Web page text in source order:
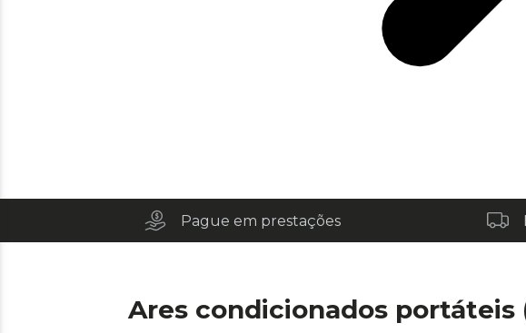
Pague em prestações
Ares condicionados portáteis